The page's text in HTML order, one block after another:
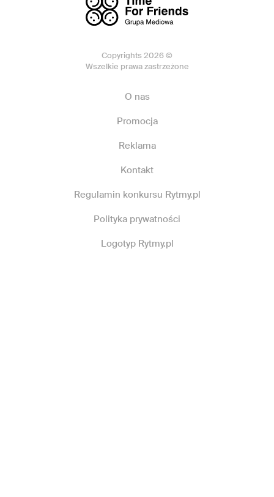
Copyrights 2026 ©
Wszelkie prawa zastrzeżone
O nas
Promocja
Reklama
Kontakt
Regulamin konkursu Rytmy.pl
Polityka prywatności
Logotyp Rytmy.pl